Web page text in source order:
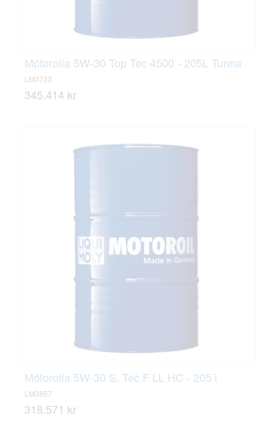
Mótorolía 5W-30 Top Tec 4500 - 205L Tunna
LM3733
345.414 kr
Mótorolía 5W-30 S. Tec F LL HC - 205 l
LM3857
318.571 kr